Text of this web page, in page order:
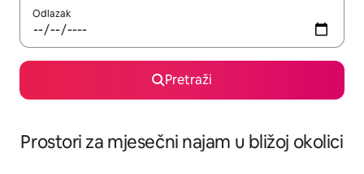
Odlazak
Pretraži
Prostori za mjesečni najam u bližoj okolici